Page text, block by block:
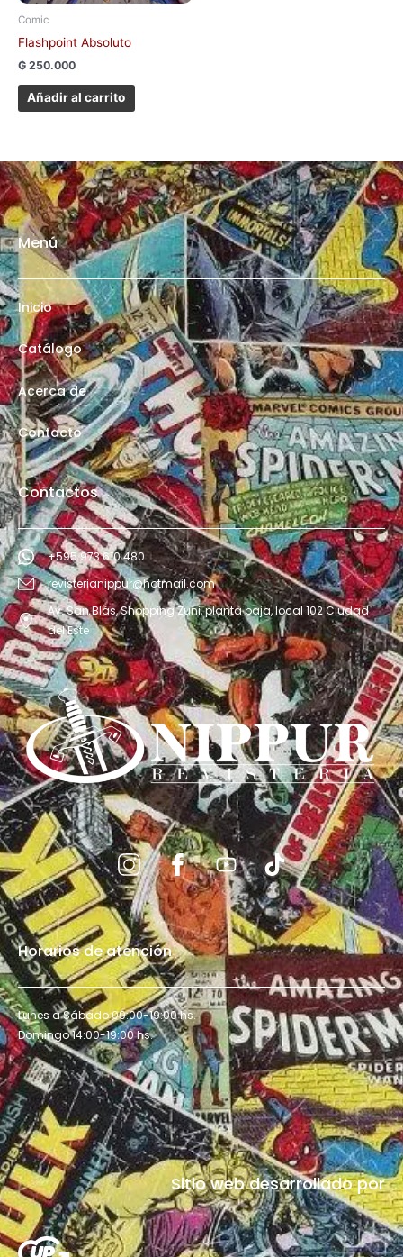
Comic
Flashpoint Absoluto
₲ 250.000
Añadir al carrito
Menú
Inicio
Catálogo
Acerca de
Contacto
Contactos
+595 973 610 480
revisterianippur@hotmail.com
Av. San Blás, Shopping Zuni, planta baja, local 102 Ciudad
del Este
Horarios de atención
Lunes a Sábado 09:00-19:00 hs.
Domingo 14:00-19:00 hs.
Sitio web desarrollado por